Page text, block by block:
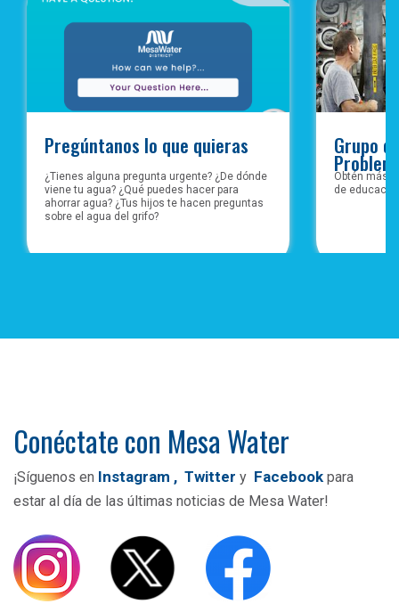
Pregúntanos lo que quieras
¿Tienes alguna pregunta urgente? ¿De dónde
viene tu agua? ¿Qué puedes hacer para
ahorrar agua? ¿Tus hijos te hacen preguntas
sobre el agua del grifo?
Grupo
Obtén más
de
Conéctate con Mesa Water
¡Síguenos en Instagram , Twitter y Facebook para
estar al día de las últimas noticias de Mesa Water!